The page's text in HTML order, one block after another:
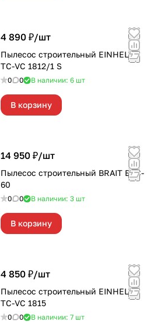
4 890 ₽/шт
Пылесос строительный EINHELL
TC-VC 1812/1 S
0 0 В наличии: 6 шт
В корзину
14 950 ₽/шт
Пылесос строительный BRAIT BVC-
60
0 0 В наличии: 3 шт
В корзину
4 850 ₽/шт
Пылесос строительный EINHELL
TC-VC 1815
0 0 В наличии: 7 шт